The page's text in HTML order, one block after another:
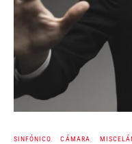
SINFÓNICO CÁMARA